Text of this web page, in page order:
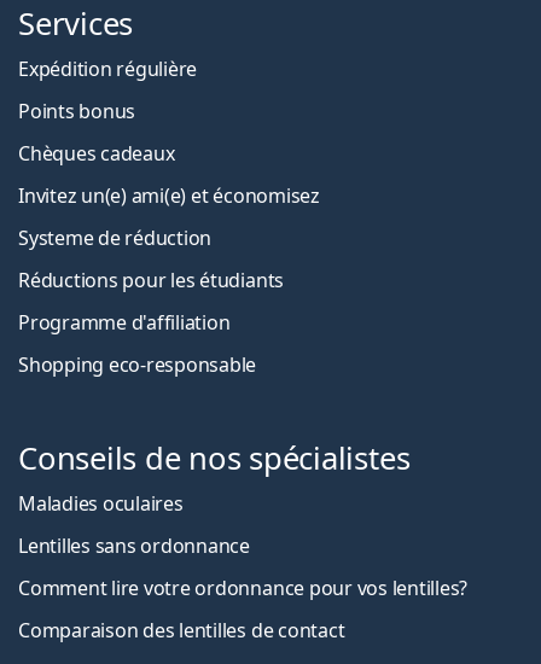
Services
Expédition régulière
Points bonus
Chèques cadeaux
Invitez un(e) ami(e) et économisez
Systeme de réduction
Réductions pour les étudiants
Programme d'affiliation
Shopping eco-responsable
Conseils de nos spécialistes
Maladies oculaires
Lentilles sans ordonnance
Comment lire votre ordonnance pour vos lentilles?
Comparaison des lentilles de contact